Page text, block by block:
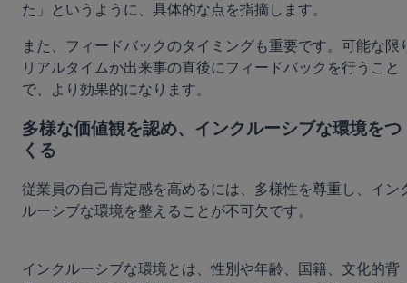
た」というように、具体的な点を指摘します。
また、フィードバックのタイミングも重要です。可能な限
リアルタイムか出来事の直後にフィードバックを行うこと
で、より効果的になります。
多様な価値観を認め、インクルーシブな環境をつ
くる
従業員の自己肯定感を高めるには、多様性を尊重し、イン
ルーシブな環境を整えることが不可欠です。
インクルーシブな環境とは、性別や年齢、国籍、文化的背